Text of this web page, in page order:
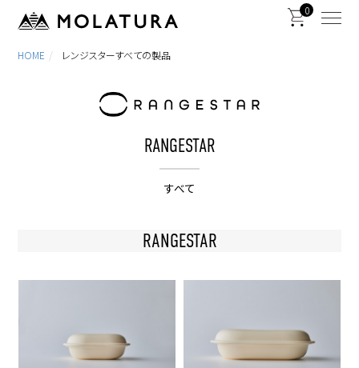
0
HOME レンジスターすべての製品
RANGESTAR
すべて
RANGESTAR